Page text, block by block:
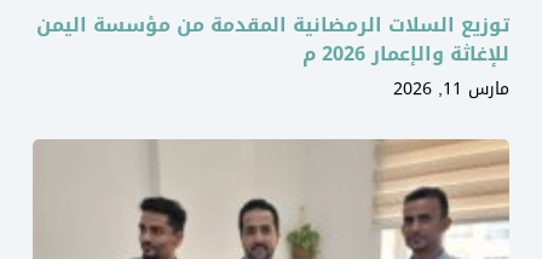
توزيع السلات الرمضانية المقدمة من مؤسسة اليمن
للإغاثة والإعمار 2026 م
مارس 11, 2026